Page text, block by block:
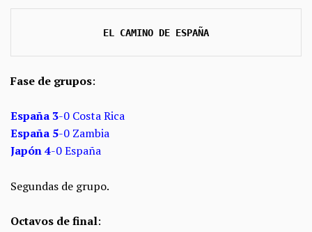
EL CAMINO DE ESPAÑA
Fase de grupos:
España 3-0 Costa Rica
España 5-0 Zambia
Japón4-0 España
Segundas de grupo.
Octavos de final: